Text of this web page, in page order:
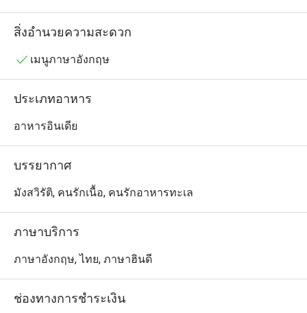
ร้านนี้ได้รับชื่อเสียงที่ยอดเยี่ยมจากจานอาหารที่อร่อยและ
บรรยากาศที่น่าเชิญชวน
เมนูที่ต้องลองที่ Indiagate: แขกแนะนำให้ลอง Chicken
เป็นอีกหนึ่งเมนูที่ได้รับความนิยม โดยได้รับคำชมในซอสที่
ของร้านยังได้รับการตอบรับที่ดี ทำให้เป็นตัวเลือกที่ยอดเยี่ยม
รีวิว Indiagate: ร้านนี้มีคะแนนรวมที่น่าประทับใจถึง 4.9 โดย
มีรีวิวจำนวนมากที่เน้นคุณภาพของอาหารและบริการที่ยอด
เอาใจใส่ของพนักงาน ซึ่งช่วยสร้างประสบการณ์การรับ
ประทานอาหารที่ดี หลายคนแสดงความประหลาดใจที่พบ
ร้านอาหารอินเดียที่มีคุณภาพสูงเช่นนี้ในป่าตอง
คำแนะนำจาก Indiagate: ตั้งอยู่บนถนนทวีวงศ์อย่างสะดวก
สบาย Indiagate มีการตกแต่งที่ทันสมัยและหรูหราซึ่งช่วย
สิ่งอำนวยความสะดวก
เมนูภาษาอังกฤษ
ประเภทอาหาร
อาหารอินเดีย
บรรยากาศ
มังสวิรัติ, คนรักเนื้อ, คนรักอาหารทะเล
ภาษาบริการ
ภาษาอังกฤษ, ไทย, ภาษาฮินดี
ช่องทางการชำระเงิน